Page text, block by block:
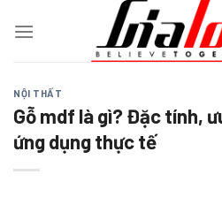
đến
NỘI THẤT
Gỗ mdf là gì? Đặc tính,
ứng dụng thực tế